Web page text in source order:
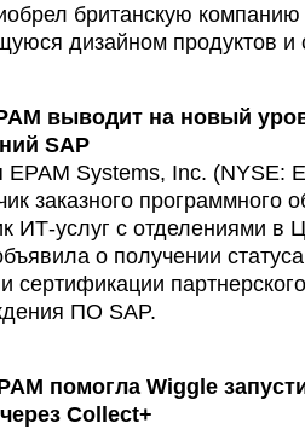
британскую
дизайном продуктов и
выводит на новый
SAP
EPAM Systems, Inc. (NYSE:
заказного программного
ИТ-услуг с отделениями в
о получении
сертификации
ПО SAP.
помогла Wiggle
Collect+